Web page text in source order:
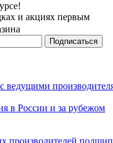
и акциях первым
ведущими
в России и за рубежом